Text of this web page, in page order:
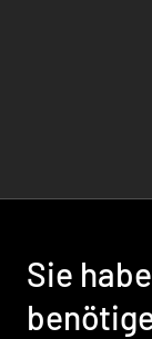
Sie